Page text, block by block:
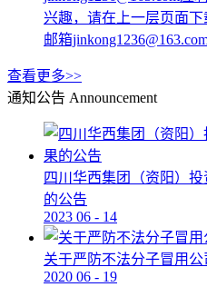
兴趣，请在上一层页面
邮箱
查看更多>>
通知公告 Announcement
四川华西集团（资阳）
的公告
2023 06 - 14
关于严防不法分子冒用
2020 06 - 19